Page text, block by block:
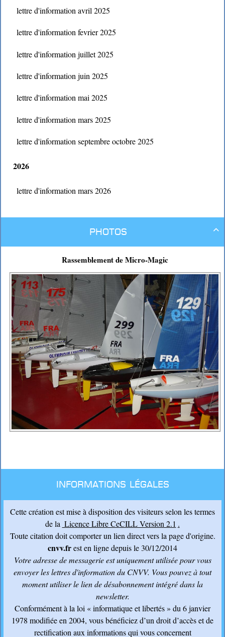
lettre d'information avril 2025
lettre d'information fevrier 2025
lettre d'information juillet 2025
lettre d'information juin 2025
lettre d'information mai 2025
lettre d'information mars 2025
lettre d'information septembre octobre 2025
2026
lettre d'information mars 2026

Photos
Rassemblement de Micro-Magic
Informations légales
Cette création est mise à disposition des visiteurs selon les termes
de la Licence Libre CeCILL Version 2.1 .
Toute citation doit comporter un lien direct vers la page d'origine.
cnvv.frest en ligne depuis le 30/12/2014
Votre adresse de messagerie est uniquement utilisée pour vous
envoyer les lettres d'information du CNVV. Vous pouvez à tout
moment utiliser le lien de désabonnement intégré dans la
newsletter.
Conformément à la loi « informatique et libertés » du 6 janvier
1978 modifiée en 2004, vous bénéficiez d’un droit d’accès et de
rectification aux informations qui vous concernent